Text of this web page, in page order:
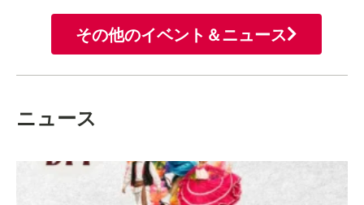
その他のイベント＆ニュース
ニュース